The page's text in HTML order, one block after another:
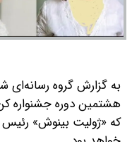
به گزارش گروه رسانه‌ای
هشتمین دوره جشنواره
که «ژولیت بینوش»